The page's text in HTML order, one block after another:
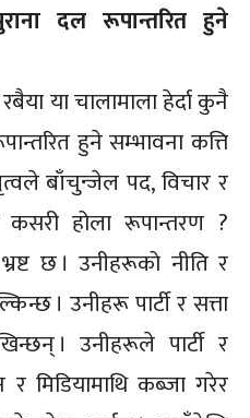
दल रूपान्तरित हुने
या चालामाला हेर्दा कुनै
हुने सम्भावना कत्ति
बाँचुन्जेल पद, विचार र
होला रूपान्तरण ?
छ । उनीहरूको नीति र
। उनीहरू पार्टी र सत्ता
। उनीहरूले पार्टी र
मिडियामाथि कब्जा गरेर